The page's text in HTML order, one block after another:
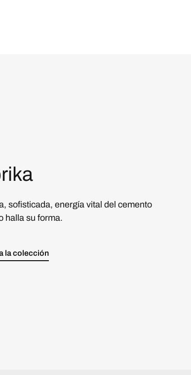
sofisticada, energía vital del cemento
halla su forma.
la colección